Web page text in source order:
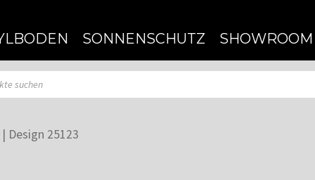
SONNENSCHUTZ SHOWROOM
Design 25123